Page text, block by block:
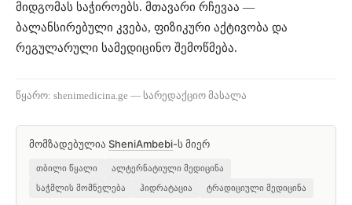
მიდგომას საჭიროებს. მთავარი რჩევაა —
ბალანსირებული კვება, ფიზიკური აქტივობა და
რეგულარული სამედიცინო შემოწმება.
წყარო: shenimedicina.ge — სარედაქციო მასალა
მომზადებულია SheniAmbebi-ს მიერ
თბილი წყალი
ალტერნატიული მედიცინა
საჭმლის მომნელება
ჰიდრატაცია ტრადიციული მედიცინა